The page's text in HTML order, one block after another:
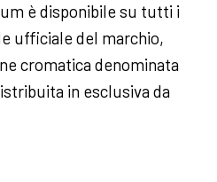
è disponibile su tutti i
ufficiale del marchio,
cromatica denominata
in esclusiva da